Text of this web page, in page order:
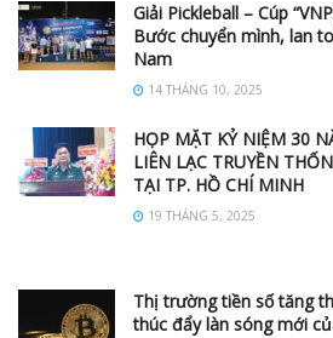
Giải Pickleball – Cúp
Bước chuyển mình, lan
Nam
14 THÁNG 10, 2025
HỌP MẶT KỶ NIỆM 30
LIÊN LẠC TRUYỀN
TẠI TP. HỒ CHÍ MINH
19 THÁNG 5, 2025
Thị trường tiền số tăng
thúc đẩy làn sóng mới